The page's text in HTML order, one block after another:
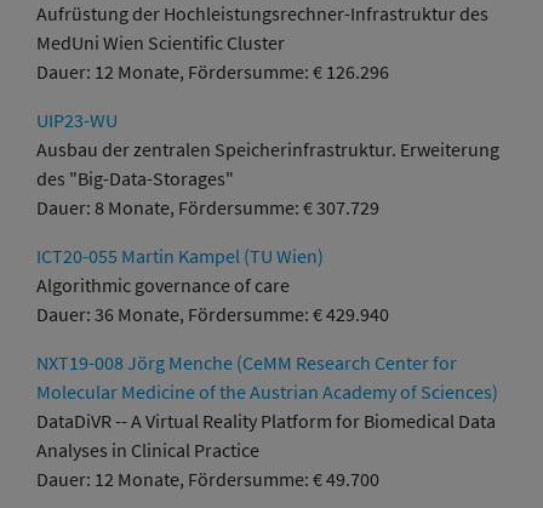
Aufrüstung der Hochleistungsrechner-Infrastruktur des
MedUni Wien Scientific Cluster
Dauer: 12 Monate, Fördersumme: € 126.296
UIP23-WU
Ausbau der zentralen Speicherinfrastruktur. Erweiterung
des "Big-Data-Storages"
Dauer: 8 Monate, Fördersumme: € 307.729
ICT20-055 Martin Kampel (TU Wien)
Algorithmic governance of care
Dauer: 36 Monate, Fördersumme: € 429.940
NXT19-008 Jörg Menche (CeMM Research Center for
Molecular Medicine of the Austrian Academy of Sciences)
DataDiVR -- A Virtual Reality Platform for Biomedical Data
Analyses in Clinical Practice
Dauer: 12 Monate, Fördersumme: € 49.700